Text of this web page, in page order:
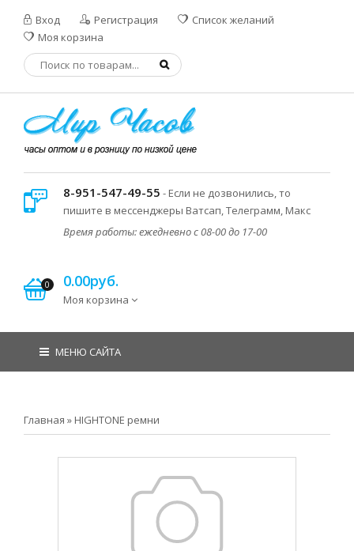
Вход Регистрация
Список желаний
Моя корзина
8-951-547-49-55 - Если не дозвонились, то
пишите в мессенджеры Ватсап, Телеграмм, Макс
Время работы: ежедневно с 08-00 до 17-00
0 0.00руб.
Моя корзина
МЕНЮ САЙТА
Главная » HIGHTONE ремни